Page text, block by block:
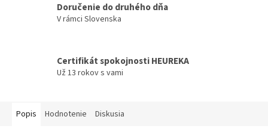
Doručenie do druhého dňa
V rámci Slovenska
Certifikát spokojnosti HEUREKA
Už 13 rokov s vami
Popis Hodnotenie Diskusia